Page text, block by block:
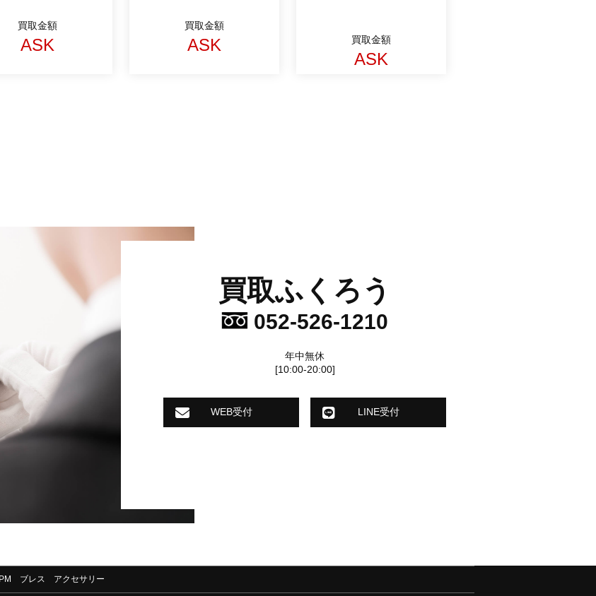
買取金額
ASK
買取金額
ASK 買取金額
ASK
買取ふくろう
052-526-1210
年中無休
[10:00-20:00]
WEB受付 LINE受付
ブレス アクセサリー